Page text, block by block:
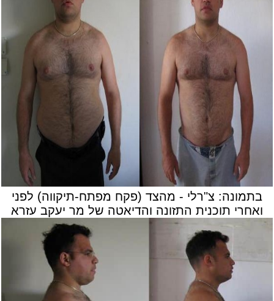
בתמונה: צ"רלי - מהצד (פקח מפתח-תיקווה) לפני
ואחרי תוכנית התזונה והדיאטה של מר יעקב עזרא